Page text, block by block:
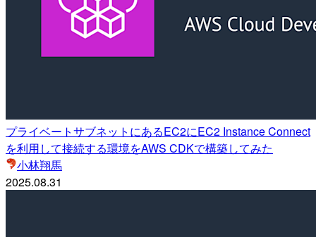
プライベートサブネットにあるEC2にEC2 Instance Connect
を利用して接続する環境をAWS CDKで構築してみた
小林翔馬
2025.08.31